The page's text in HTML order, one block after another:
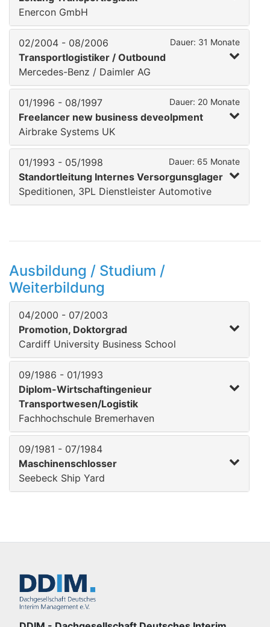
Enercon GmbH
02/2004 - 08/2006 Dauer: 31 Monate
Transportlogistiker / Outbound
Mercedes-Benz / Daimler AG
01/1996 - 08/1997 Dauer: 20 Monate
Freelancer new business deveolpment
Airbrake Systems UK
01/1993 - 05/1998 Dauer: 65 Monate
Standortleitung Internes Versorgunsglager
Speditionen, 3PL Dienstleister Automotive
Ausbildung / Studium /
Weiterbildung
04/2000 - 07/2003
Promotion, Doktorgrad
Cardiff University Business School
09/1986 - 01/1993
Diplom-Wirtschaftingenieur
Transportwesen/Logistik
Fachhochschule Bremerhaven
09/1981 - 07/1984
Maschinenschlosser
Seebeck Ship Yard